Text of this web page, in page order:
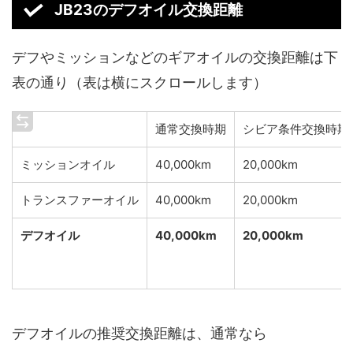
JB23のデフオイル交換距離
デフやミッションなどのギアオイルの交換距離は下
表の通り（表は横にスクロールします）
通常交換時期 シビア条件交換時期
ミッションオイル 40,000km 20,000km
トランスファーオイル 40,000km 20,000km
デフオイル 40,000km 20,000km
デフオイルの推奨交換距離は、通常なら